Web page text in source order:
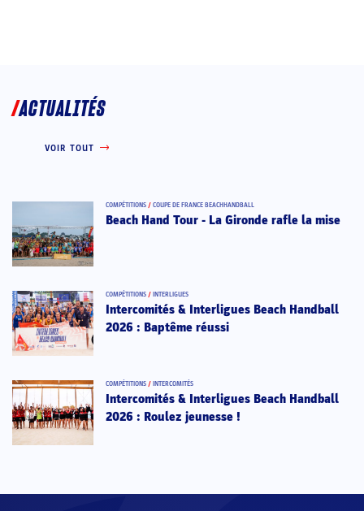
ACTUALITÉS
VOIR TOUT
COMPÉTITIONS / COUPE DE FRANCE BEACHHANDBALL
Beach Hand Tour - La Gironde rafle la mise
COMPÉTITIONS / INTERLIGUES
Intercomités & Interligues Beach Handball
2026 : Baptême réussi
COMPÉTITIONS / INTERCOMITÉS
Intercomités & Interligues Beach Handball
2026 : Roulez jeunesse !